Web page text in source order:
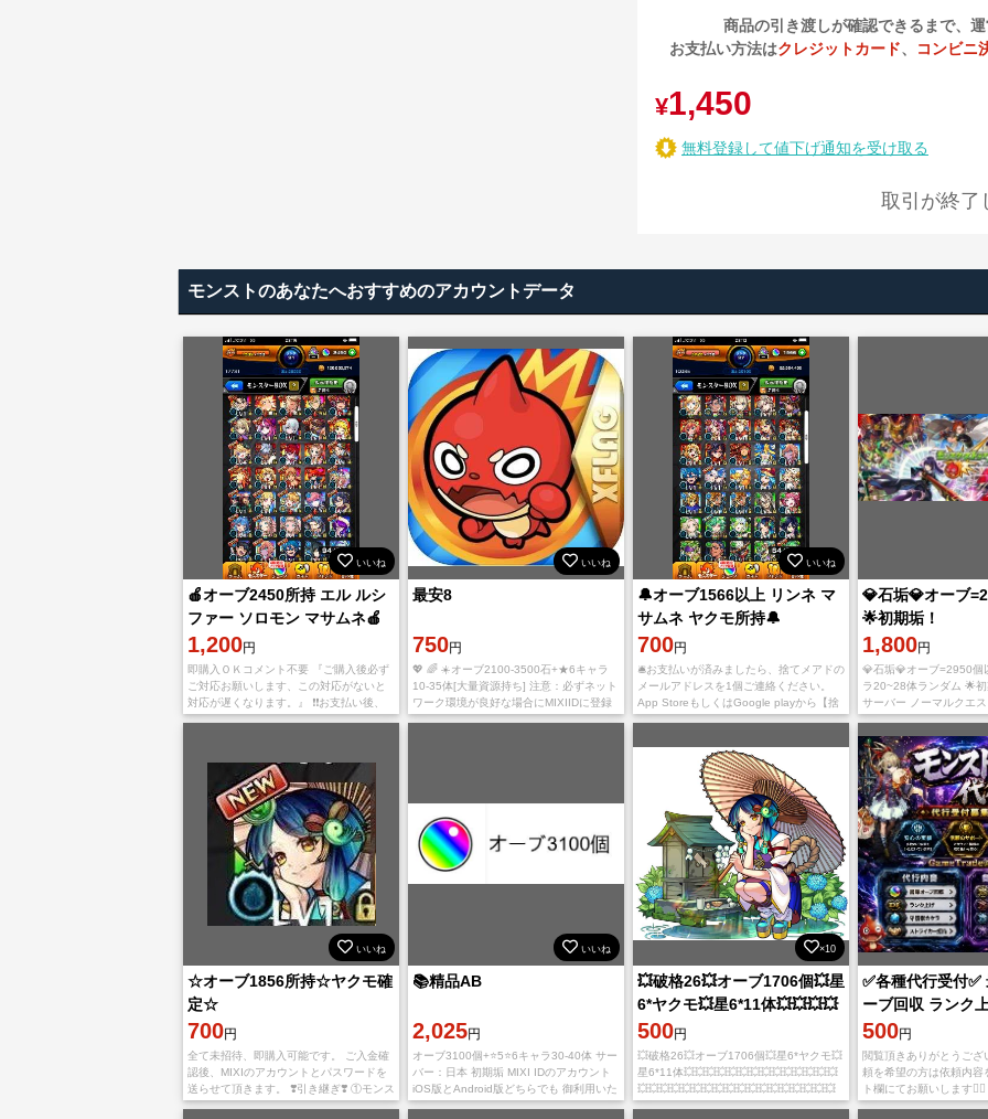
商品の引き渡しが確認できるまで、
お支払い方法はクレジットカード、 コンビニ
¥1,450
無料登録して値下げ通知を受け取る
取引が終了
モンストのあなたへおすすめのアカウントデータ
いいね
🍎オーブ2450所持 エル ルシ
ファー ソロモン マサムネ🍎
1,200円
即購入ＯＫコメント不要 『ご購入後必ず
ご対応お願いします、この対応がないと
対応が遅くなります。』 ❗️❗️お支払い後、
アプリをappStoreもしくはGoogleplayか
いいね
最安8
750円
💖 🌈 ☀️オーブ2100-3500石+★6キャラ
10-35体[大量資源持ち] 注意：必ずネット
ワーク環境が良好な場合にMIXIIDに登録
してください。引き継ぎ途中でアカウン
いいね
🔔オーブ1566以上 リンネ マ
サムネ ヤクモ所持🔔
700円
🛎お支払いが済みましたら、捨てメアドの
メールアドレスを1個ご連絡ください。
App StoreもしくはGoogle playから【捨
てメアド】と検索、ダウンロードくださ
💎石垢💎オーブ
🌟初期垢！
1,800円
💎石垢💎オーブ=2950個
ラ20~28体ランダム 🌟
サーバー ノーマルクエ
エスト・書庫などの全コ
ア 不正行為、チ
いいね
☆オーブ1856所持☆ヤクモ確
定☆
700円
全て未招待、即購入可能です。 ご入金確
認後、MIXIのアカウントとパスワードを
送らせて頂きます。 ❣️引き継ぎ❣️ ①モンス
ト新規インストール ②こちらの連絡した
いいね
📚精品AB
2,025円
オーブ3100個+⭐5⭐6キャラ30-40体 サー
バー：日本 初期垢 MIXI IDのアカウント
iOS版とAndroid版どちらでも 御利用いた
だけ。 在庫は豊富です。複数のアカウン
×10
💥破格26💥オーブ1706個💥星
6*ヤクモ💥星6*11体💥💥💥💥
💥💥💥💥💥
500円
💥破格26💥オーブ1706個💥星6*ヤクモ💥
星6*11体💥💥💥💥💥💥💥💥💥💥💥💥💥💥
💥💥💥💥💥💥💥💥💥💥💥💥💥💥💥💥💥💥
💥💥 初期垢、 日本サーバー、 Lv2~3前
✅各種代行受付✅
ーブ回収 ランク
カケラ 各種コン
付
500円
閲覧頂きありがとうご
頼を希望の方は依頼内容
ト欄にてお願いします
の商品は購入× 取引時に